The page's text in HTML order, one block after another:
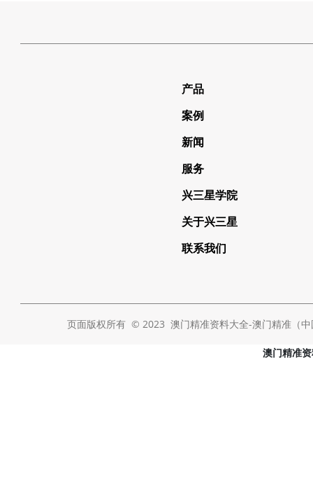
产品
案例
新闻
服务
兴三星学院
关于兴三星
联系我们
页面版权所有 © 2023 澳门精准资料大全-澳门精准
澳门精准